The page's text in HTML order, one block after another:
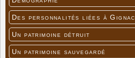
Des personnalités liées à Gignac
Un patrimoine détruit
Un patrimoine sauvegardé